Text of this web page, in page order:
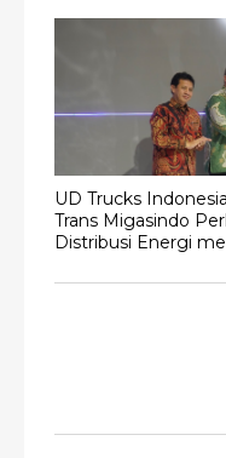
UD Trucks
Trans Migasindo
Distribusi Energi